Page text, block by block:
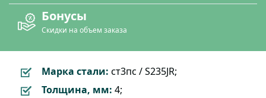
Бонусы
Скидки на объем заказа
Марка стали: ст3пс / S235JR;
Толщина, мм: 4;